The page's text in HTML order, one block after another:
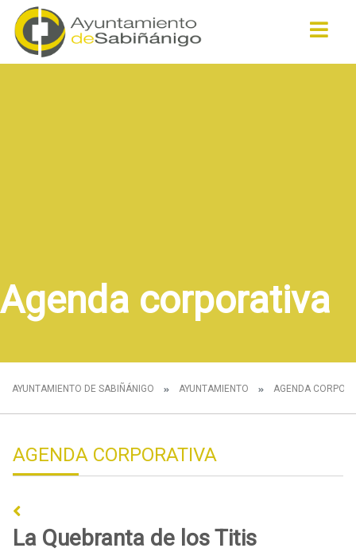
Agenda corporativa
AYUNTAMIENTO DE SABIÑÁNIGO AYUNTAMIENTO AGENDA
AGENDA CORPORATIVA
La Quebranta de los Titis